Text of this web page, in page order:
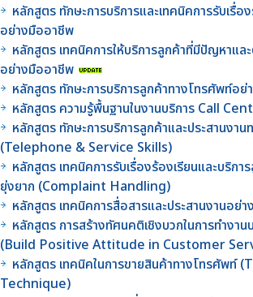
หลักสูตร ทักษะการบริการและเทคนิคการรับเรื่อ
อย่างมืออาชีพ
หลักสูตร เทคนิคการให้บริการลูกค้าที่มีปัญหาแล
อย่างมืออาชีพ
หลักสูตร ทักษะการบริการลูกค้าทางโทรศัพท์อ
หลักสูตร ความรู้พื้นฐานในงานบริการ Call
หลักสูตร ทักษะการบริการลูกค้าและประสานงา
(Telephone & Service Skills)
หลักสูตร เทคนิคการรับเรื่องร้องเรียนและบริก
ยุ่งยาก (Complaint Handling)
หลักสูตร เทคนิคการสื่อสารและประสานงานอย่
หลักสูตร การสร้างทัศนคติเชิงบวกในการทำงา
(Build Positive Attitude in Customer
หลักสูตร เทคนิคในการขายสินค้าทางโทรศัพท์
Technique)